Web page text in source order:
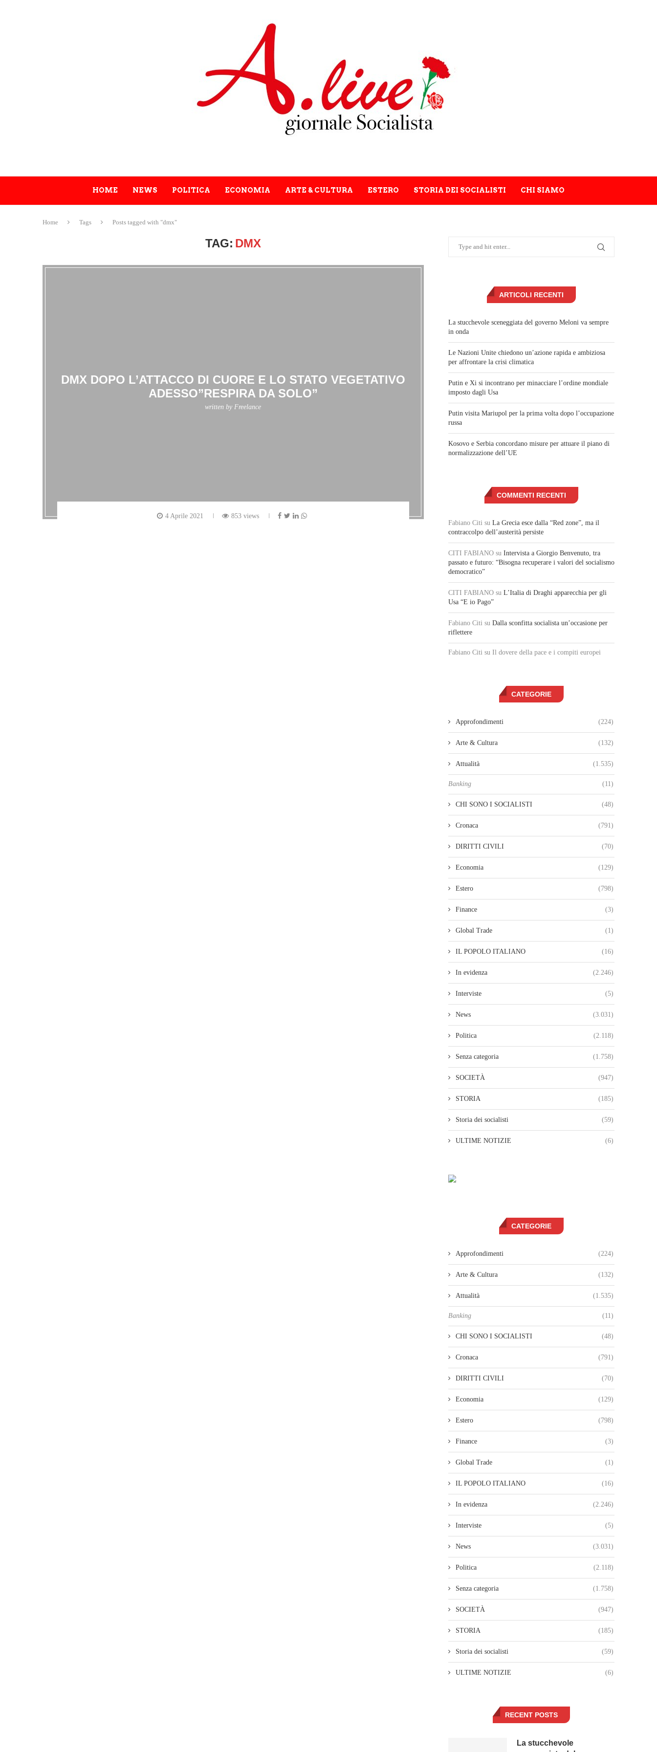
HOME NEWS POLITICA ECONOMIA ARTE & CULTURA ESTERO STORIA DEI SOCIALISTI CHI SIAMO
Home Tags Posts tagged with "dmx"
TAG: DMX
DMX DOPO L’ATTACCO DI CUORE E LO STATO VEGETATIVO
ADESSO”RESPIRA DA SOLO”
written by Freelance
4 Aprile 2021 853 views
ARTICOLI RECENTI
La stucchevole sceneggiata del governo Meloni va sempre
in onda
Le Nazioni Unite chiedono un’azione rapida e ambiziosa
per affrontare la crisi climatica
Putin e Xi si incontrano per minacciare l’ordine mondiale
imposto dagli Usa
Putin visita Mariupol per la prima volta dopo l’occupazione
russa
Kosovo e Serbia concordano misure per attuare il piano di
normalizzazione dell’UE
COMMENTI RECENTI
Fabiano Citi su La Grecia esce dalla “Red zone”, ma il
contraccolpo dell’austerità persiste
CITI FABIANO su Intervista a Giorgio Benvenuto, tra
passato e futuro: “Bisogna recuperare i valori del socialismo
democratico”
CITI FABIANO su L’Italia di Draghi apparecchia per gli
Usa “E io Pago”
Fabiano Citi su Dalla sconfitta socialista un’occasione per
riflettere
Fabiano Citi su Il dovere della pace e i compiti europei
CATEGORIE
Approfondimenti (224)
Arte & Cultura (132)
Attualità (1.535)
Banking (11)
CHI SONO I SOCIALISTI (48)
Cronaca (791)
DIRITTI CIVILI (70)
Economia (129)
Estero (798)
Finance (3)
Global Trade (1)
IL POPOLO ITALIANO (16)
In evidenza (2.246)
Interviste (5)
News (3.031)
Politica (2.118)
Senza categoria (1.758)
SOCIETÀ (947)
STORIA (185)
Storia dei socialisti (59)
ULTIME NOTIZIE (6)
CATEGORIE
Approfondimenti (224)
Arte & Cultura (132)
Attualità (1.535)
Banking (11)
CHI SONO I SOCIALISTI (48)
Cronaca (791)
DIRITTI CIVILI (70)
Economia (129)
Estero (798)
Finance (3)
Global Trade (1)
IL POPOLO ITALIANO (16)
In evidenza (2.246)
Interviste (5)
News (3.031)
Politica (2.118)
Senza categoria (1.758)
SOCIETÀ (947)
STORIA (185)
Storia dei socialisti (59)
ULTIME NOTIZIE (6)
RECENT POSTS
La stucchevole